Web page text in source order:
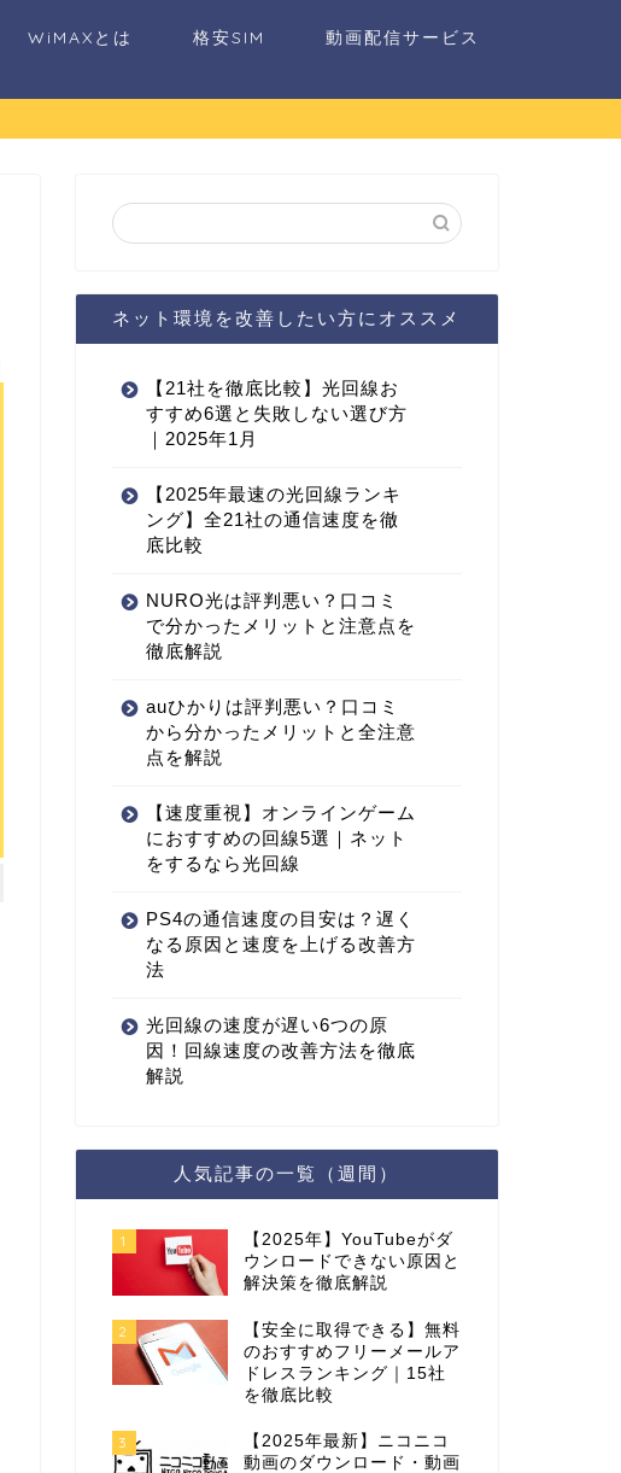
WiMAXとは 格安SIM 動画配信サービス
ネット環境を改善したい方にオススメ
【21社を徹底比較】光回線お
すすめ6選と失敗しない選び方
｜2025年1月
【2025年最速の光回線ランキ
ング】全21社の通信速度を徹
底比較
NURO光は評判悪い？口コミ
で分かったメリットと注意点を
徹底解説
auひかりは評判悪い？口コミ
から分かったメリットと全注意
点を解説
【速度重視】オンラインゲーム
におすすめの回線5選｜ネット
をするなら光回線
PS4の通信速度の目安は？遅く
なる原因と速度を上げる改善方
法
光回線の速度が遅い6つの原
因！回線速度の改善方法を徹底
解説
人気記事の一覧（週間）
1
【2025年】YouTubeがダ
ウンロードできない原因と
解決策を徹底解説
2
【安全に取得できる】無料
のおすすめフリーメールア
ドレスランキング｜15社
を徹底比較
3
【2025年最新】ニコニコ
動画のダウンロード・動画